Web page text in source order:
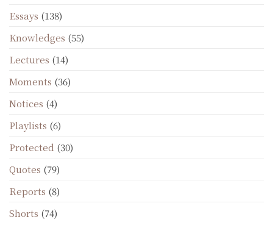
Essays (138)
Knowledges (55)
Lectures (14)
Moments (36)
Notices (4)
Playlists (6)
Protected (30)
Quotes (79)
Reports (8)
Shorts (74)